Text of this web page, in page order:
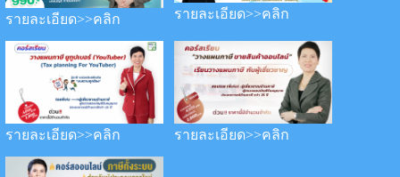
รายละเอียด>>คลิก รายละเอียด>>คลิก
รายละเอียด>>คลิก รายละเอียด>>คลิก